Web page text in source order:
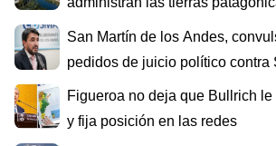
San Martín de los Andes,
pedidos de juicio político contra
Figueroa no deja que Bullrich
y fija posición en las redes